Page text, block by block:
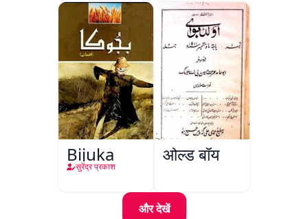
Bijuka
सुरेंद्र प्रकाश
ओल्ड बॉय
और देखें